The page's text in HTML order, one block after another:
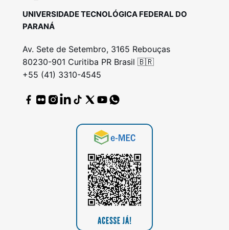
UNIVERSIDADE TECNOLÓGICA FEDERAL DO
PARANÁ
Av. Sete de Setembro, 3165 Rebouças
80230-901 Curitiba PR Brasil 🇧🇷
+55 (41) 3310-4545